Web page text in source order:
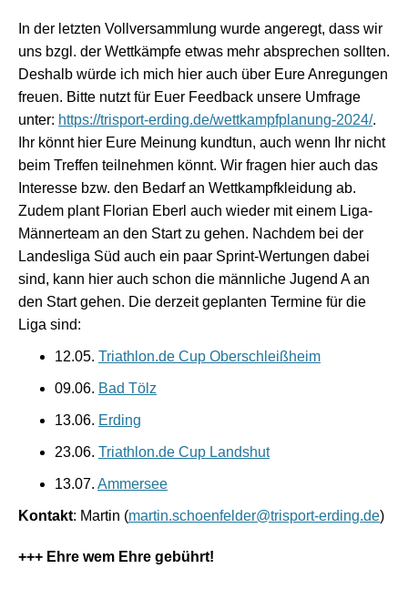
In der letzten Vollversammlung wurde angeregt, dass wir
uns bzgl. der Wettkämpfe etwas mehr absprechen sollten.
Deshalb würde ich mich hier auch über Eure Anregungen
freuen. Bitte nutzt für Euer Feedback unsere Umfrage
unter: https://trisport-erding.de/wettkampfplanung-2024/.
Ihr könnt hier Eure Meinung kundtun, auch wenn Ihr nicht
beim Treffen teilnehmen könnt. Wir fragen hier auch das
Interesse bzw. den Bedarf an Wettkampfkleidung ab.
Zudem plant Florian Eberl auch wieder mit einem Liga-
Männerteam an den Start zu gehen. Nachdem bei der
Landesliga Süd auch ein paar Sprint-Wertungen dabei
sind, kann hier auch schon die männliche Jugend A an
den Start gehen. Die derzeit geplanten Termine für die
Liga sind:
12.05. Triathlon.de Cup Oberschleißheim
09.06. Bad Tölz
13.06. Erding
23.06. Triathlon.de Cup Landshut
13.07. Ammersee
Kontakt: Martin (martin.schoenfelder@trisport-erding.de)
+++ Ehre wem Ehre gebührt!